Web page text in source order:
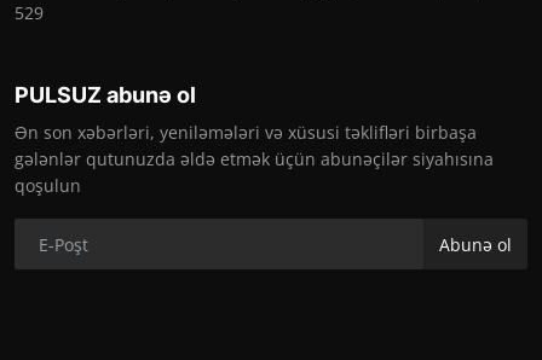
529
PULSUZ abunə ol
Ən son xəbərləri, yeniləmələri və xüsusi təklifləri birbaşa
gələnlər qutunuzda əldə etmək üçün abunəçilər siyahısına
qoşulun
Abunə ol